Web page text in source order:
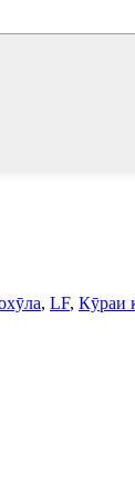
, LF, Кӯраи